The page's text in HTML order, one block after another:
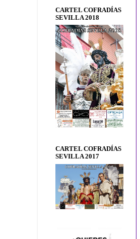
CARTEL COFRADÍAS
SEVILLA 2018
CARTEL COFRADÍAS
SEVILLA 2017